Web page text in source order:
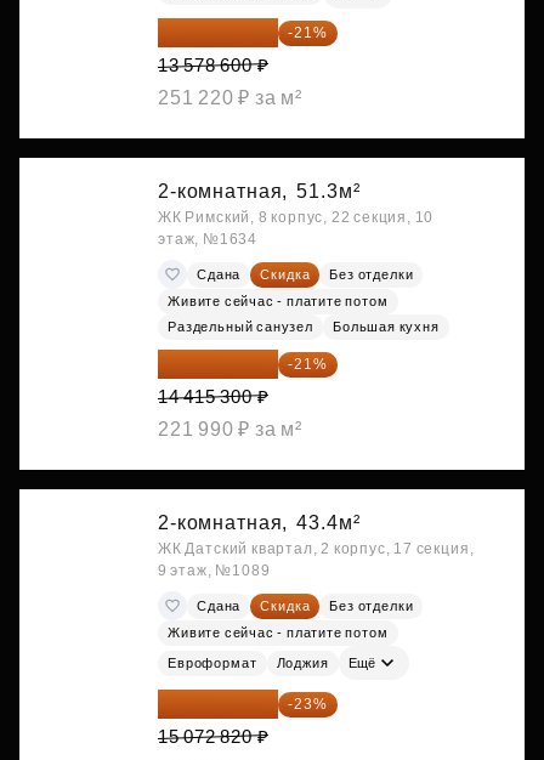
10 727 094 ₽ -21%
13 578 600 ₽
251 220 ₽ за м²
2-комнатная, 51.3м²
ЖК Римский, 8 корпус, 22 секция, 10
этаж, №1634
Сдана Скидка
Без отделки
Живите сейчас - платите потом
Раздельный санузел
Большая кухня
11 388 087 ₽ -21%
14 415 300 ₽
221 990 ₽ за м²
2-комнатная, 43.4м²
ЖК Датский квартал, 2 корпус, 17 секция,
9 этаж, №1089
Сдана Скидка
Без отделки
Живите сейчас - платите потом
Евроформат Лоджия Ещё
11 606 071 ₽ -23%
15 072 820 ₽